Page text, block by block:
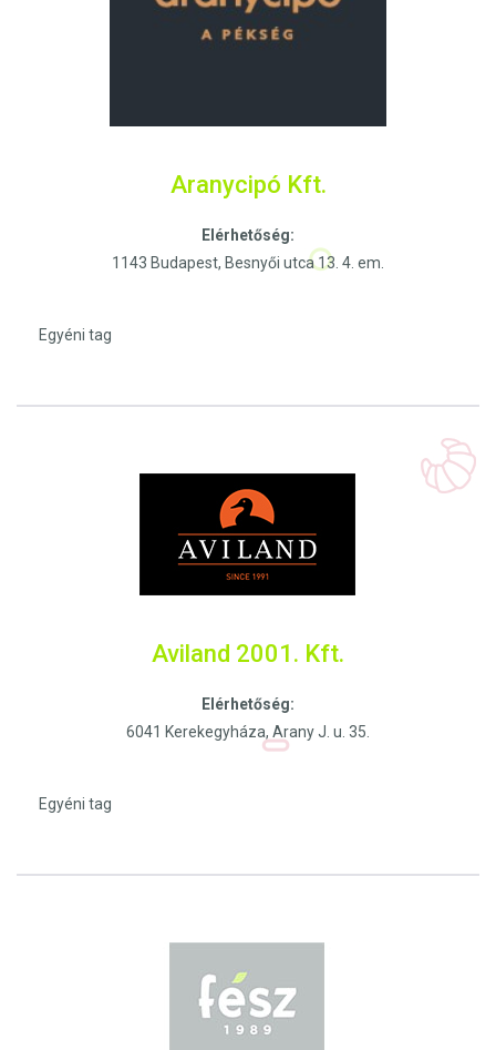
Aranycipó Kft.
Elérhetőség:
1143 Budapest, Besnyői utca 13. 4. em.
Egyéni tag
Aviland 2001. Kft.
Elérhetőség:
6041 Kerekegyháza, Arany J. u. 35.
Egyéni tag